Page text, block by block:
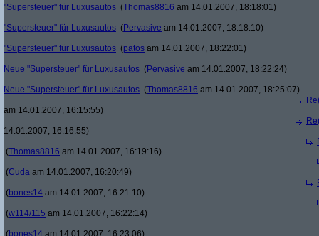
"Supersteuer" für Luxusautos (Thomas8816 am 14.01.2007, 18:18:01)
"Supersteuer" für Luxusautos (Pervasive am 14.01.2007, 18:18:10)
"Supersteuer" für Luxusautos (patos am 14.01.2007, 18:22:01)
Neue "Supersteuer" für Luxusautos (Pervasive am 14.01.2007, 18:22:24)
Neue "Supersteuer" für Luxusautos (Thomas8816 am 14.01.2007, 18:25:07)
am 14.01.2007, 16:15:55)
14.01.2007, 16:16:55)
(Thomas8816 am 14.01.2007, 16:19:16)
(Cuda am 14.01.2007, 16:20:49)
(bones14 am 14.01.2007, 16:21:10)
(w114/115 am 14.01.2007, 16:22:14)
(bones14 am 14.01.2007, 16:23:06)